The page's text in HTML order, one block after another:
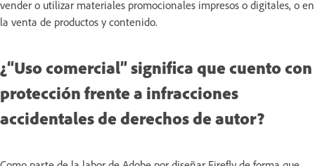
vender o utilizar materiales promocionales impresos o digitales, o en
la venta de productos y contenido.
¿“Uso comercial” significa que cuento con
protección frente a infracciones
accidentales de derechos de autor?